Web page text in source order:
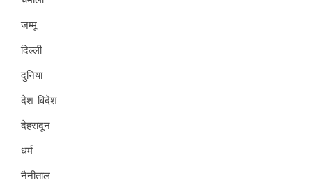
जम्मू
दिल्ली
दुनिया
देश-विदेश
देहरादून
धर्म
नैनीताल